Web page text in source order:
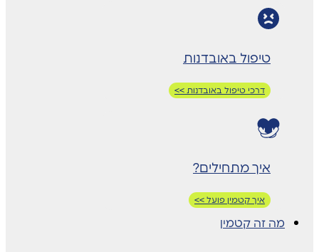
טיפול באובדנות
דרכי טיפול באובדנות >>
איך מתחילים?
איך קטמין פועל >>
מה זה קטמין